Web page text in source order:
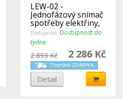
LEW-02 -
Jednofázový snímač
spotřeby elektřiny,
měř. cívka do 100 A,
Wi-Fi, SUPLA
Dostupnost: Dostupnost do
týdne
2 286 Kč
2 893 Kč
Detail